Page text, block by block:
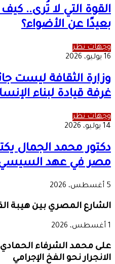
القوة التي لا تُرى..
بعيدًا عن الأضواء؟
وجهات نظر
16 يوليو، 2026
وزارة الثقافة ليست
غرفة قيادة لبناء
وجهات نظر
14 يوليو، 2026
دكتور محمد الجمال
مصر في عهد
5 أغسطس، 2026
الشارع المصري بين هيبة
1 أغسطس، 2026
على محمد الشرفاء
الانجرار نحو الفخ الإجرامي